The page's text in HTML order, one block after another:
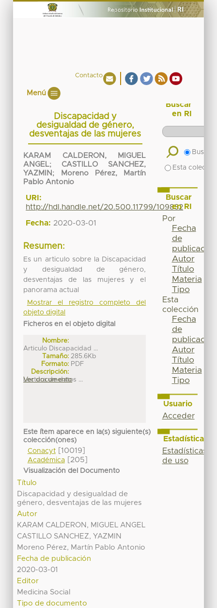
Contacto
Menú
Discapacidad y
desigualdad de género,
desventajas de las mujeres
KARAM CALDERON, MIGUEL
ANGEL; CASTILLO SANCHEZ,
YAZMIN ;
Moreno Pérez, Martín
Pablo Antonio
URI:
http://hdl.handle.net/20.500.11799/109832
Fecha: 2020-03-01
Resumen:
Es un articulo sobre la Discapacidad
y desigualdad de género,
desventajas de las mujeres y el
panorama actual
Mostrar el registro completo del
objeto digital
Ficheros en el objeto digital
Nombre:
Articulo Discapacidad ...
Tamaño: 285.6Kb
Formato: PDF
Descripción:
Lectura de datos ...
Ver documento
Este ítem aparece en la(s) siguiente(s)
colección(ones)
Conacyt[10019]
Académica[205]
Visualización del Documento
Título
Discapacidad y desigualdad de
género, desventajas de las mujeres
Autor
KARAM CALDERON, MIGUEL ANGEL
CASTILLO SANCHEZ, YAZMIN
Moreno Pérez, Martín Pablo Antonio
Fecha de publicación
2020-03-01
Editor
Medicina Social
Tipo de documento
Buscar
en RI
Buscar
Esta
Buscar
en RI
Por
Fecha
de
publicación
Autor
Título
Materia
Tipo
Esta
colección
Fecha
de
publicación
Autor
Título
Materia
Tipo
Usuario
Acceder
Estadísticas
Estadísticas
de uso